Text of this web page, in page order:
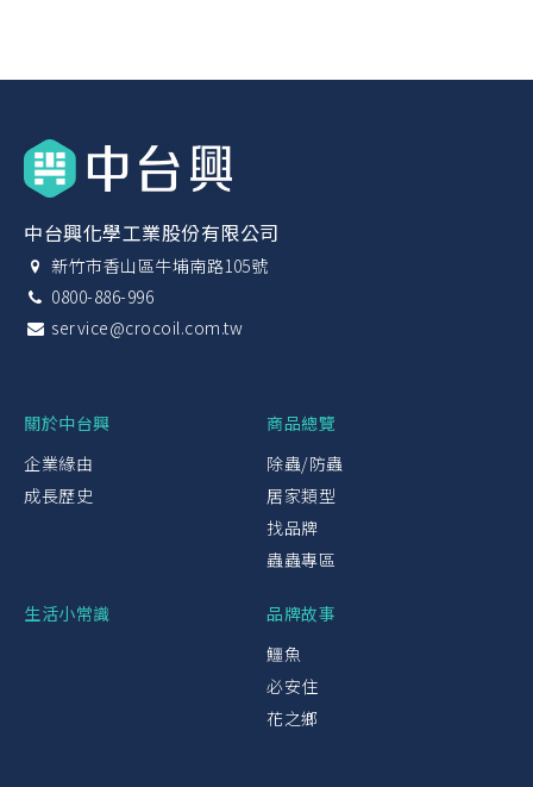
中台興化學工業股份有限公司
新竹市香山區牛埔南路105號
0800-886-996
service@crocoil.com.tw
關於中台興
企業緣由
成長歷史
商品總覽
除蟲/防蟲
居家類型
找品牌
蟲蟲專區
生活小常識
品牌故事
鱷魚
必安住
花之鄉